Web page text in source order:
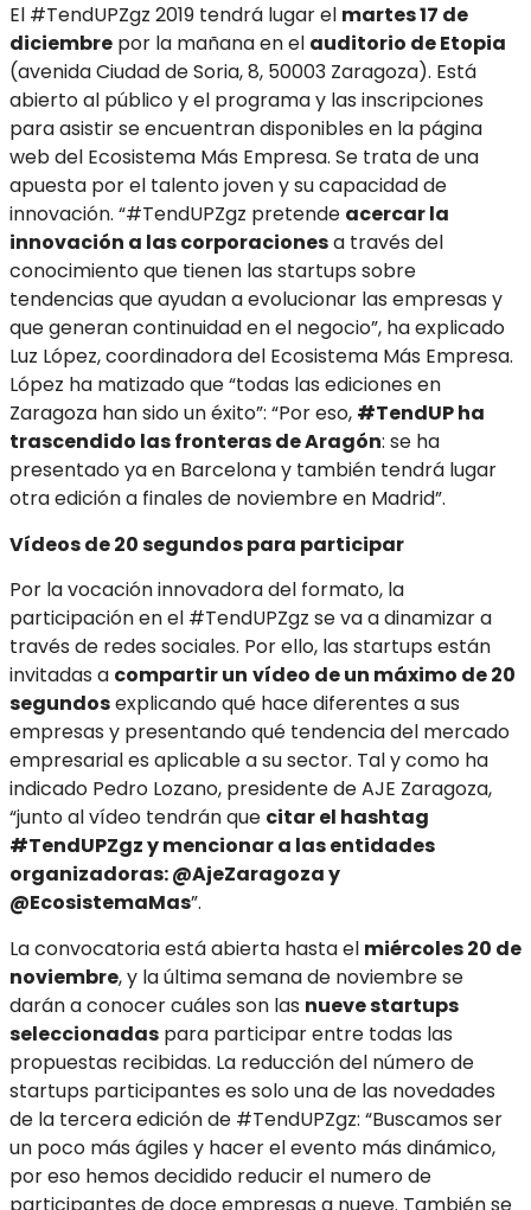
El #TendUPZgz 2019 tendrá lugar el martes 17 de
diciembre por la mañana en el auditorio de Etopia
(avenida Ciudad de Soria, 8, 50003 Zaragoza). Está
abierto al público y el programa y las inscripciones
para asistir se encuentran disponibles en la página
web del Ecosistema Más Empresa. Se trata de una
apuesta por el talento joven y su capacidad de
innovación. “#TendUPZgz pretende acercar la
innovación a las corporacionesa través del
conocimiento que tienen las startups sobre
tendencias que ayudan a evolucionar las empresas y
que generan continuidad en el negocio”, ha explicado
Luz López, coordinadora del Ecosistema Más Empresa.
López ha matizado que “todas las ediciones en
Zaragoza han sido un éxito”: “Por eso, #TendUP ha
trascendido las fronteras de Aragón: se ha
presentado ya en Barcelona y también tendrá lugar
otra edición a finales de noviembre en Madrid”.
Vídeos de 20 segundos para participar
Por la vocación innovadora del formato, la
participación en el #TendUPZgz se va a dinamizar a
través de redes sociales. Por ello, las startups están
invitadas a compartir un vídeo de un máximo de 20
segundosexplicando qué hace diferentes a sus
empresas y presentando qué tendencia del mercado
empresarial es aplicable a su sector. Tal y como ha
indicado Pedro Lozano, presidente de AJE Zaragoza,
“junto al vídeo tendrán que citar el hashtag
#TendUPZgz y mencionar a las entidades
organizadoras: @AjeZaragoza y
@EcosistemaMas”.
La convocatoria está abierta hasta el miércoles 20 de
noviembre, y la última semana de noviembre se
darán a conocer cuáles son las nueve startups
seleccionadas para participar entre todas las
propuestas recibidas. La reducción del número de
startups participantes es solo una de las novedades
de la tercera edición de #TendUPZgz: “Buscamos ser
un poco más ágiles y hacer el evento más dinámico,
por eso hemos decidido reducir el numero de
participantes de doce empresas a nueve. También se